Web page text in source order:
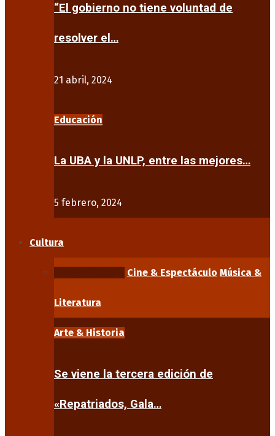
“El gobierno no tiene voluntad de
resolver el…
21 abril, 2024
Educación
La UBA y la UNLP, entre las mejores…
5 febrero, 2024
Cultura
Cine & Espectáculo Música &
Literatura
Arte & Historia
Se viene la tercera edición de
«Repatriados, Gala…